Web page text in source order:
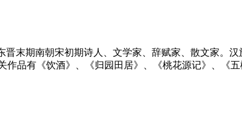
末期南朝宋初期诗人、文学家、辞赋家、散文家。
品有《饮酒》、《归园田居》、《桃花源记》、《